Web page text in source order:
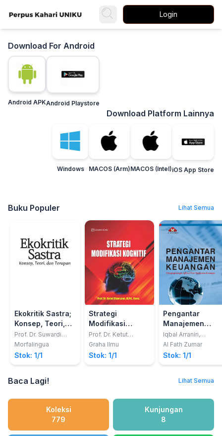
Login
Download For Android
Android APKAndroid Playstore
Download Platform Lainnya
Windows MACOS (Arm)MACOS (Intel)iOS App Store
Buku Populer Lihat Semua
Ekokritik Sastra;
Konsep, Teori,
dan Terapan
Prof. Dr. Suwardi
Endraswara, M.Hum.;
Morfalingua
Stok: 1/1
Strategi
Modifikasi
Kognitif Untuk
Mengembangkan
Penilaian
Kognitif Siswa
Menggunakan
Prof. Dr. Ketut
Dharsana, M.Pd.,
Graha Ilmu
Stok: 1/1
Pengantar
Manajemen
Keuangan
Iqbal Arraniri,
SEL.M.M
Al Fath Zumar
Stok: 1/1
Baca Lagi! Lihat Semua
Koleksi
779
Kunjungan
8